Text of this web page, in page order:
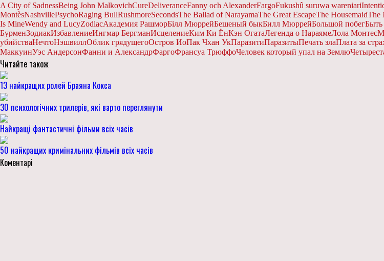
A City of SadnessBeing John MalkovichCureDeliveranceFanny och AlexanderFargoFukushû suruwa wareniari
MontèsNashvillePsychoRaging BullRushmoreSecondsThe Ballad of NarayamaThe Great EscapeThe HousemaidThe
Is MineWendy and LucyZodiacАкадемия РашморБілл МюррейБешеный быкБилл МюррейБольшой побег
БурменЗодиакИзбавлениеИнгмар БергманИсцелениеКим Ки ЁнКэн ОгатаЛегенда о НараямеЛола Монтес
убийстваНечтоНэшвиллОблик грядущегоОстров ИоПак Чхан УкПаразитиПаразитыПечать злаПлата за
МаккуинУэс АндерсонФанни и АлександрФаргоФрансуа ТрюффоЧеловек который упал на Землю
Читайте також
13 найкращих ролей Браяна Кокса
30 психологічних трилерів, які варто переглянути
Найкращі фантастичні фільми всіх часів
50 найкращих кримінальних фільмів всіх часів
Коментарі